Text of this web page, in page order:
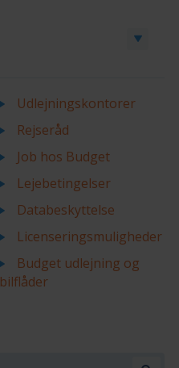
Udlejningskontorer
Rejseråd
Job hos Budget
Lejebetingelser
Databeskyttelse
Licenseringsmuligheder
Budget udlejning og
bilflåder